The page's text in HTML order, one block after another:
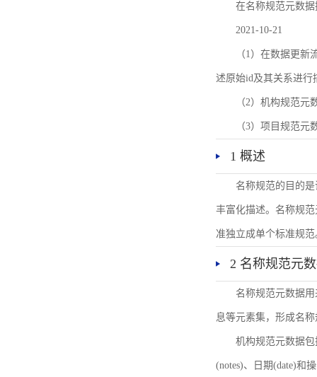
在名称规范元数
2021-10-21
（1）在数据更
述原始id及其关系进行
（2）机构规范元
（3）项目规范
1 概述
名称规范的目的
丰富化描述。名称规
准独立成单个标准规范
2 名称规范元
名称规范元数据
息等元素集，形成名
机构规范元数据
(notes)、日期(date)和